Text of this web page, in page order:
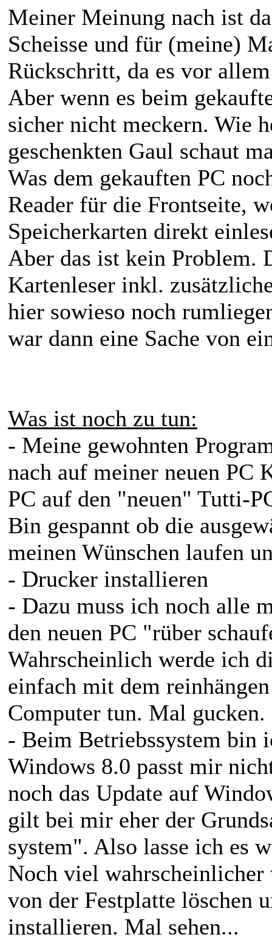
Meiner Meinung nach ist
Scheisse und für (meine)
Rückschritt, da es vor
Aber wenn es beim
sicher nicht meckern. Wie
geschenkten Gaul schaut
Was dem gekauften PC
Reader für die Frontseite,
Speicherkarten direkt
Aber das ist kein Problem.
Kartenleser inkl.
hier sowieso noch
war dann eine Sache von
Was ist noch zu tun:
- Meine gewohnten
nach auf meiner neuen PC
PC auf den "neuen" Tutti-
Bin gespannt ob die
meinen Wünschen laufen
- Drucker installieren
- Dazu muss ich noch alle
den neuen PC "rüber
Wahrscheinlich werde ich
einfach mit dem
Computer tun. Mal gucken.
- Beim Betriebssystem bin
Windows 8.0 passt mir
noch das Update auf
gilt bei mir eher der
system". Also lasse ich es
Noch viel
von der Festplatte löschen
installieren. Mal sehen...